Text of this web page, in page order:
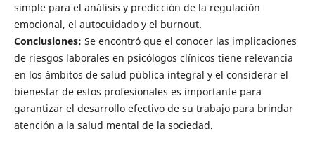
simple para el análisis y predicción de la regulación
emocional, el autocuidado y el burnout.
Conclusiones: Se encontró que el conocer las implicaciones
de riesgos laborales en psicólogos clínicos tiene relevancia
en los ámbitos de salud pública integral y el considerar el
bienestar de estos profesionales es importante para
garantizar el desarrollo efectivo de su trabajo para brindar
atención a la salud mental de la sociedad.